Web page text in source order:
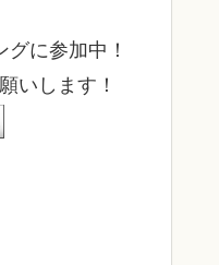
に参加中！
いします！